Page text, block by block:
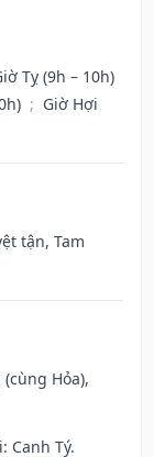
Tỵ (9h – 10h)
; Giờ Hợi
tận, Tam
Hỏa),
Canh Tý.